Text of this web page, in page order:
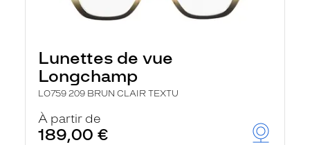
Lunettes de vue
Longchamp
LO759 209 BRUN CLAIR TEXTU
À partir de
189,00 €